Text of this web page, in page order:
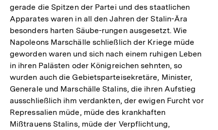
gerade die Spitzen der Partei und des staatlichen
Apparates waren in all den Jahren der Stalin-Ära
besonders harten Säube-rungen ausgesetzt. Wie
Napoleons Marschälle schließlich der Kriege müde
geworden waren und sich nach einem ruhigen Leben
in ihren Palästen oder Königreichen sehnten, so
wurden auch die Gebietsparteisekretäre, Minister,
Generale und Marschälle Stalins, die ihren Aufstieg
ausschließlich ihm verdankten, der ewigen Furcht vor
Repressalien müde, müde des krankhaften
Mißtrauens Stalins, müde der Verpflichtung,